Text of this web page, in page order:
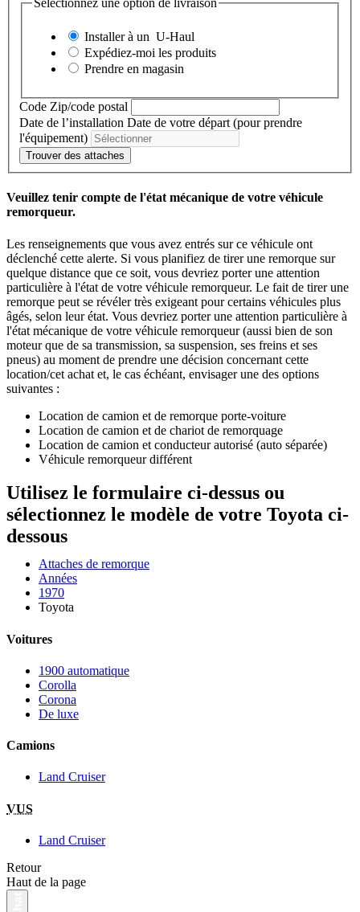
Sélectionnez une option de livraison
Installer à un U-Haul
Expédiez-moi les produits
Prendre en magasin
Code Zip/code postal
Date de l’installation Date de votre départ (pour prendre
l'équipement)
Trouver des attaches
Veuillez tenir compte de l'état mécanique de votre véhicule
remorqueur.
Les renseignements que vous avez entrés sur ce véhicule ont
déclenché cette alerte. Si vous planifiez de tirer une remorque sur
quelque distance que ce soit, vous devriez porter une attention
particulière à l'état de votre véhicule remorqueur. Le fait de tirer une
remorque peut se révéler très exigeant pour certains véhicules plus
âgés, selon leur état. Vous devriez porter une attention particulière à
l'état mécanique de votre véhicule remorqueur (aussi bien de son
moteur que de sa transmission, sa suspension, ses freins et ses
pneus) au moment de prendre une décision concernant cette
location/cet achat et, le cas échéant, envisager une des options
suivantes :
Location de camion et de remorque porte-voiture
Location de camion et de chariot de remorquage
Location de camion et conducteur autorisé (auto séparée)
Véhicule remorqueur différent
Utilisez le formulaire ci-dessus ou
sélectionnez le modèle de votre Toyota ci-
dessous
Attaches de remorque
Années
1970
Toyota
Voitures
1900 automatique
Corolla
Corona
De luxe
Camions
Land Cruiser
VUS
Land Cruiser
Retour
Haut de la page